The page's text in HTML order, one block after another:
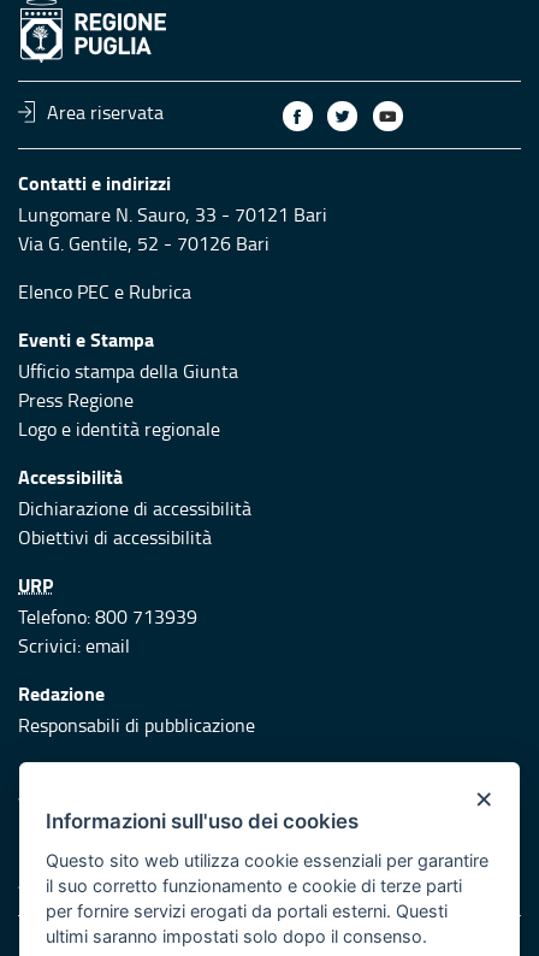
Area riservata
Contatti e indirizzi
Lungomare N. Sauro, 33 - 70121 Bari
Via G. Gentile, 52 - 70126 Bari
Elenco PEC e Rubrica
Eventi e Stampa
Ufficio stampa della Giunta
Press Regione
Logo e identità regionale
Accessibilità
Dichiarazione di accessibilità
Obiettivi di accessibilità
URP
Telefono: 800 713939
Scrivici:email
Redazione
Responsabili di pubblicazione
Protezione civile
Vai al sito di Protezione Civile Puglia
Iniziativa finanziata con risorse del POR Puglia 2014/2020 -
Asse XI
Note legali
×
Informazioni sull'uso dei cookies
Questo sito web utilizza cookie essenziali per garantire
il suo corretto funzionamento e cookie di terze parti
per fornire servizi erogati da portali esterni. Questi
ultimi saranno impostati solo dopo il consenso.